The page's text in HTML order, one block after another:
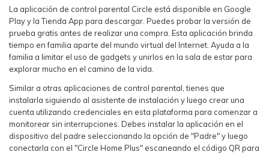
La aplicación de control parental Circle está disponible en Google
Play y la Tienda App para descargar. Puedes probar la versión de
prueba gratis antes de realizar una compra. Esta aplicación brinda
tiempo en familia aparte del mundo virtual del Internet. Ayuda a la
familia a limitar el uso de gadgets y unirlos en la sala de estar para
explorar mucho en el camino de la vida.
Similar a otras aplicaciones de control parental, tienes que
instalarla siguiendo al asistente de instalación y luego crear una
cuenta utilizando credenciales en esta plataforma para comenzar a
monitorear sin interrupciones. Debes instalar la aplicación en el
dispositivo del padre seleccionando la opción de "Padre" y luego
conectarla con el "Circle Home Plus" escaneando el código QR para